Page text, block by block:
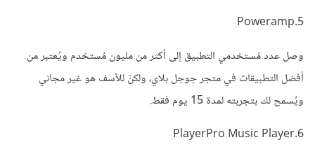
5.Poweramp
وصل عدد مُستخدمي التطبيق إلى أكثر من مليون مُستخدم ويُعتبر من
أفضل التطبيقات في متجر جوجل بلاي، ولكنّ للأسف هو غير مجاني
ويُسمح لك بتجربته لمدة 15 يوم فقط.
6.PlayerPro Music Player